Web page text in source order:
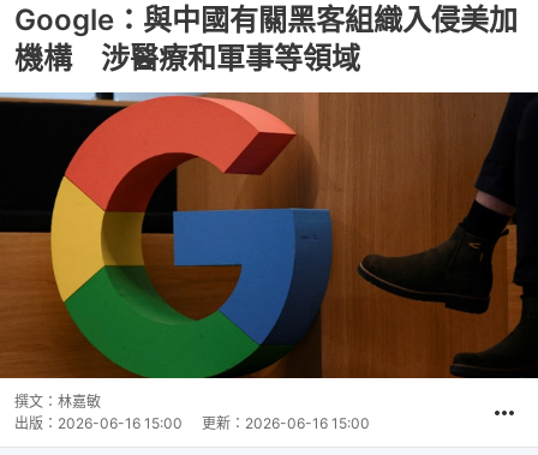
Google：與中國有關黑客組織入侵美加
機構 涉醫療和軍事等領域
撰文： 林嘉敏
出版： 2026-06-16 15:00 更新： 2026-06-16 15:00